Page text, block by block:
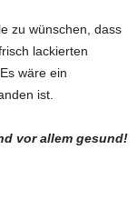
zu wünschen, dass
lackierten
wäre ein
ist.
vor allem gesund!